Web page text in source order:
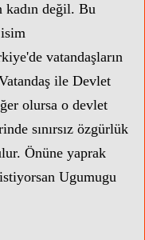
kadın değil. Bu
vatandaşların
ile Devlet
olursa o devlet
sınırsız özgürlük
Önüne yaprak
Ugumugu